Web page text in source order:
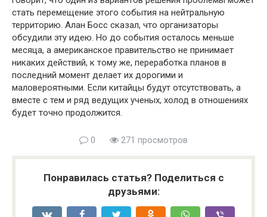
стать перемещение этого события на нейтральную
территорию. Алан Босс сказал, что организаторы
обсудили эту идею. Но до события осталось меньше
месяца, а американское правительство не принимает
никаких действий, к тому же, переработка планов в
последний момент делает их дорогими и
маловероятными. Если китайцы будут отсутствовать, а
вместе с тем и ряд ведущих ученых, холод в отношениях
будет точно продолжится.
0 271 просмотров
Понравилась статья? Поделиться с
друзьями: